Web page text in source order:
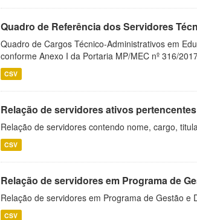
Quadro de Referência dos Servidores
Quadro de Cargos Técnico-Administrativos em
conforme Anexo I da Portaria MP/MEC nº 316/
CSV
Relação de servidores ativos
Relação de servidores contendo nome, cargo,
CSV
Relação de servidores em Programa de
Relação de servidores em Programa de Gestão e
CSV